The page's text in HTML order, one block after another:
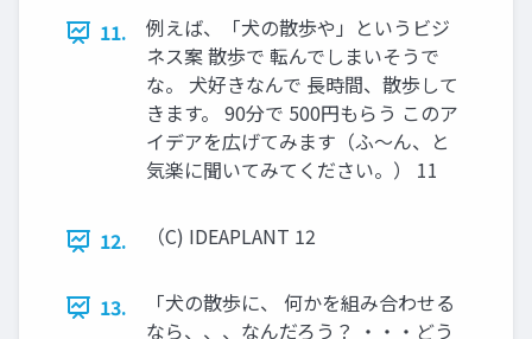
11.
例えば、「犬の散歩や」というビジ
ネス案 散歩で 転んでしまいそうで
な。 犬好きなんで 長時間、散歩して
きます。 90分で 500円もらう このア
イデアを広げてみます（ふ～ん、と
気楽に聞いてみてください。） 11
12. （C) IDEAPLANT 12
13.
「犬の散歩に、 何かを組み合わせる
なら、、、なんだろう？ ・・・どう